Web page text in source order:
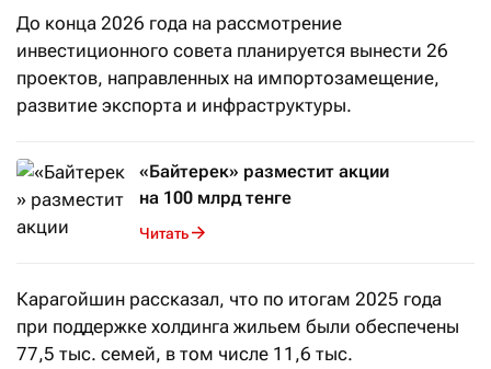
До конца 2026 года на рассмотрение
инвестиционного совета планируется вынести 26
проектов, направленных на импортозамещение,
развитие экспорта и инфраструктуры.
«Байтерек» разместит акции
на 100 млрд тенге
Читать
Карагойшин рассказал, что по итогам 2025 года
при поддержке холдинга жильем были обеспечены
77,5 тыс. семей, в том числе 11,6 тыс.